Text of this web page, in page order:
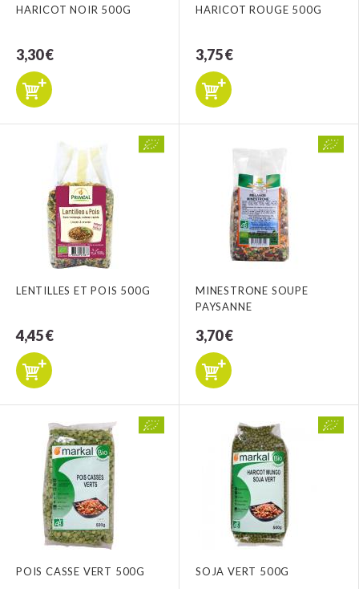
HARICOT NOIR 500G
3,30 €
HARICOT ROUGE 500G
3,75 €
LENTILLES ET POIS 500G
4,45 €
MINESTRONE SOUPE
PAYSANNE
3,70 €
POIS CASSE VERT 500G SOJA VERT 500G